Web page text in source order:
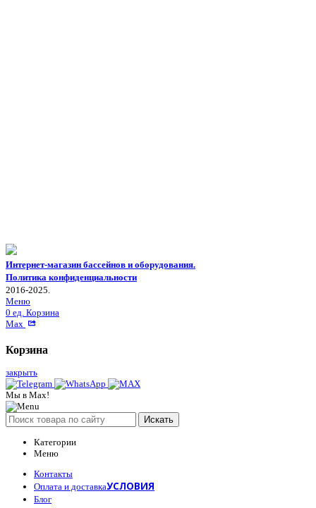
Интернет-магазин бассейнов и оборудования.
Политика конфиденциальности
2016-2025.
Меню
0 ед. Корзина
Max
Корзина
закрыть
Мы в Max!
Искать
Категории
Меню
Контакты
Оплата и доставкаУСЛОВИЯ
Блог